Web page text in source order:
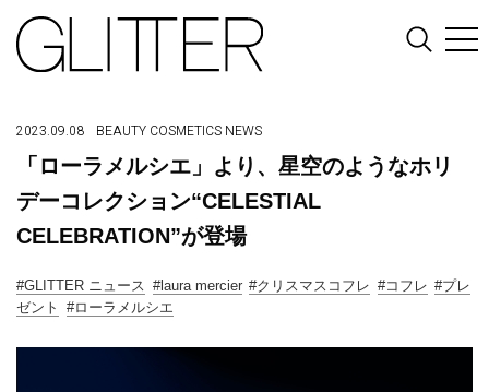
2023.09.08 BEAUTY COSMETICS NEWS
「ローラメルシエ」より、星空のようなホリ
デーコレクション“CELESTIAL
CELEBRATION”が登場
#GLITTER ニュース #laura mercier #クリスマスコフレ #コフレ #プレ
ゼント
#ローラメルシエ